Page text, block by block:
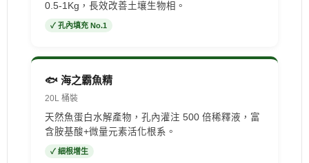
0.5-1Kg，長效改善土壤生物相。
✓ 孔內填充 No.1
🐟 海之霸魚精
20L 桶裝
天然魚蛋白水解產物，孔內灌注 500 倍稀釋液，富
含胺基酸+微量元素活化根系。
✓ 細根增生